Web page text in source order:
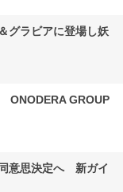
グラビアに登場し妖
ONODERA GROUP
意思決定へ 新ガイ